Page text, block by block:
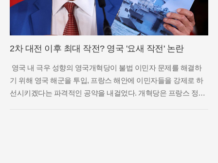
2차 대전 이후 최대 작전? 영국 '요새 작전' 논란
영국 내 극우 성향의 영국개혁당이 불법 이민자 문제를 해결하
기 위해 영국 해군을 투입, 프랑스 해안에 이민자들을 강제로 하
선시키겠다는 파격적인 공약을 내걸었다. 개혁당은 프랑스 정부